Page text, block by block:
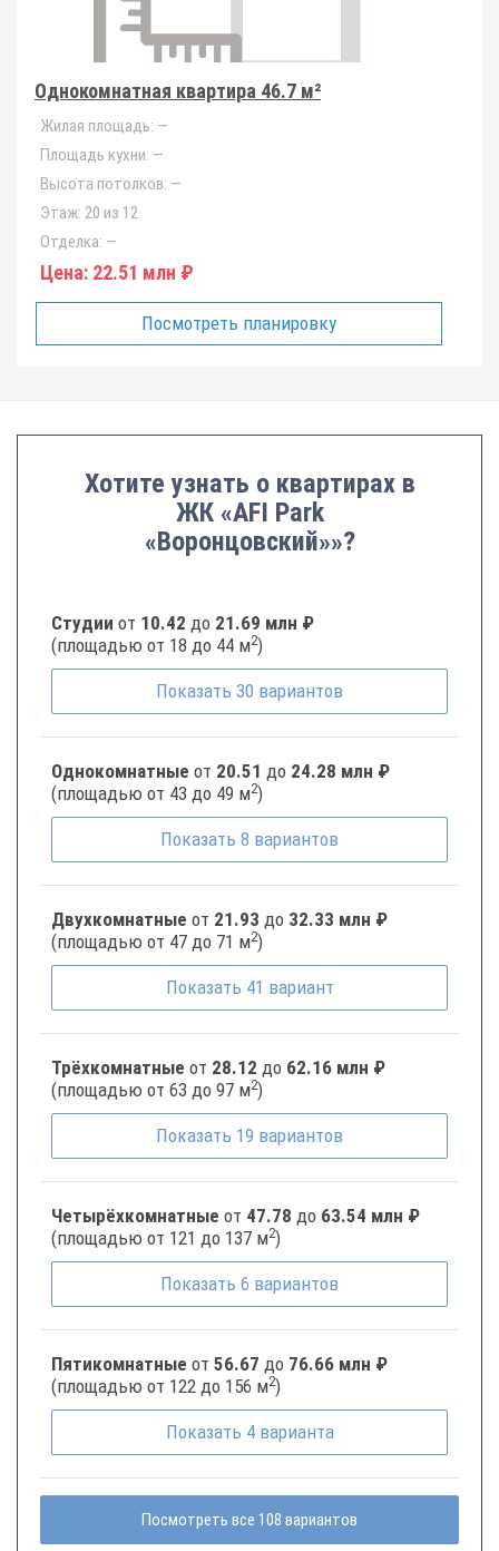
Однокомнатная квартира 46.7 м²
Жилая площадь: —
Площадь кухни: —
Высота потолков: —
Этаж: 20 из 12
Отделка: —
Цена: 22.51 млн ₽
Посмотреть планировку
Хотите узнать о квартирах в
ЖК «AFI Park
«Воронцовский»»?
Студии от 10.42 до 21.69 млн ₽
(площадью от 18 до 44 м2)
Показать 30 вариантов
Однокомнатные от 20.51 до 24.28 млн ₽
(площадью от 43 до 49 м2)
Показать 8 вариантов
Двухкомнатные от 21.93 до 32.33 млн ₽
(площадью от 47 до 71 м2)
Показать 41 вариант
Трёхкомнатные от 28.12 до 62.16 млн ₽
(площадью от 63 до 97 м2)
Показать 19 вариантов
Четырёхкомнатные от 47.78 до 63.54 млн ₽
(площадью от 121 до 137 м2)
Показать 6 вариантов
Пятикомнатные от 56.67 до 76.66 млн ₽
(площадью от 122 до 156 м2)
Показать 4 варианта
Посмотреть все 108 вариантов